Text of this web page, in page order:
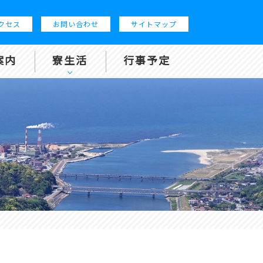
セス お問い合わせ サイトマップ
内 寮生活 行事予定